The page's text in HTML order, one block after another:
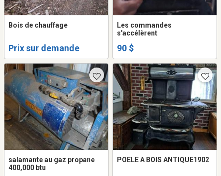
Bois de chauffage
Prix sur demande
Les commandes
s'accélèrent
90 $
salamante au gaz propane
400,000 btu
POELE A BOIS ANTIQUE1902